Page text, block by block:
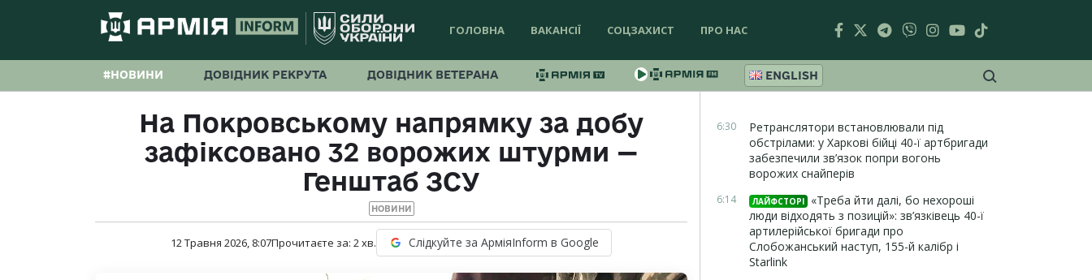
ГОЛОВНА ВАКАНСІЇ СОЦЗАХИСТ ПРО НАС
#НОВИНИ ДОВІДНИК РЕКРУТА ДОВІДНИК ВЕТЕРАНА ENGLISH
На Покровському напрямку за добу
зафіксовано 32 ворожих штурми —
Генштаб ЗСУ
НОВИНИ
12 Травня 2026, 8:07Прочитаєте за: 2хв. Слідкуйте за АрміяInform в Google
6:30
Ретранслятори встановлювали під
обстрілами: у Харкові бійці 40-ї артбригади
забезпечили зв’язок попри вогонь
ворожих снайперів
6:14 ЛАЙФСТОРІ
«Треба йти далі, бо нехороші
люди відходять з позицій»: зв’язківець 40-ї
артилерійської бригади про
Слобожанський наступ, 155-й калібр і
Starlink